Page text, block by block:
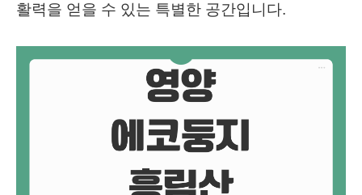
활력을 얻을 수 있는 특별한 공간입니다.